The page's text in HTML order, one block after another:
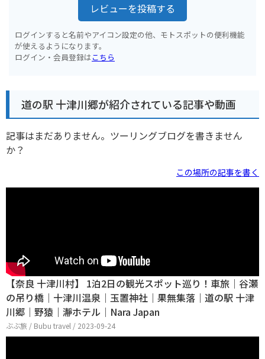
レビューを投稿する
ログインすると名前やアイコン設定の他、モトスポットの便利機能
が使えるようになります。
ログイン・会員登録はこちら
道の駅 十津川郷が紹介されている記事や動画
記事はまだありません。ツーリングブログを書きません
か？
この場所の記事を書く
【奈良 十津川村】 1泊2日の観光スポット巡り！車旅｜谷瀬
の吊り橋｜十津川温泉｜玉置神社｜果無集落｜道の駅 十津
川郷｜野猿｜瀞ホテル｜Nara Japan
ぶぶ旅 / Bubu travel / 2023-09-24